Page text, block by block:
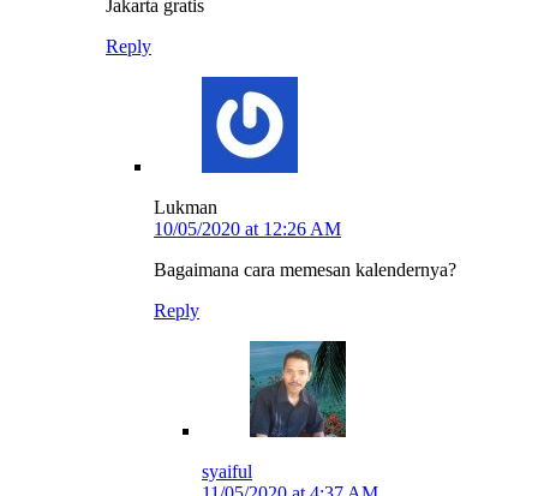
Jakarta gratis
Reply
Lukman
10/05/2020 at 12:26 AM
Bagaimana cara memesan kalendernya?
Reply
syaiful